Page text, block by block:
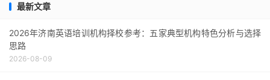
1. 更换方案
2. 预防老化加速的措施
七、延伸阅读与常见误区
最新文章
2026年济南英语培训机构择校参考：五家典型机构特色分析与选择
思路
2026-08-09